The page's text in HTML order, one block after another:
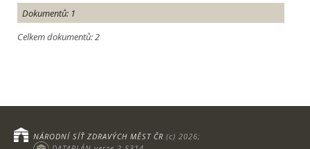
Dokumentů: 1
Celkem dokumentů: 2
NÁRODNÍ SÍŤ ZDRAVÝCH MĚST ČR (c) 2026;